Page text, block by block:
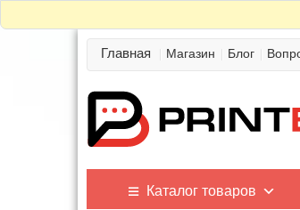
Главная Магазин Блог
Каталог товаров